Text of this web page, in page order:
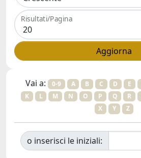
Risultati/Pagina
Vai a: 0-9 A B C D E
K
L M N O P Q R
X
Y Z
o inserisci le iniziali: